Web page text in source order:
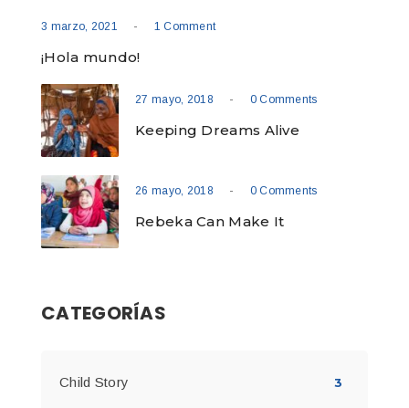
3 marzo, 2021 - 1 Comment
¡Hola mundo!
27 mayo, 2018 - 0 Comments
Keeping Dreams Alive
26 mayo, 2018 - 0 Comments
Rebeka Can Make It
CATEGORÍAS
Child Story 3